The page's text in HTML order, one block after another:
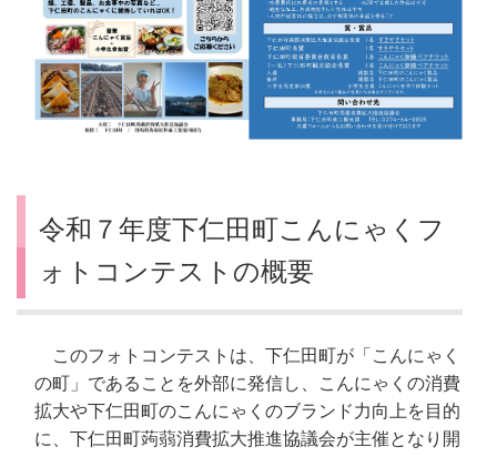
令和７年度下仁田町こんにゃくフ
ォトコンテストの概要
このフォトコンテストは、下仁田町が「こんにゃく
の町」であることを外部に発信し、こんにゃくの消費
拡大や下仁田町のこんにゃくのブランド力向上を目的
に、下仁田町蒟蒻消費拡大推進協議会が主催となり開